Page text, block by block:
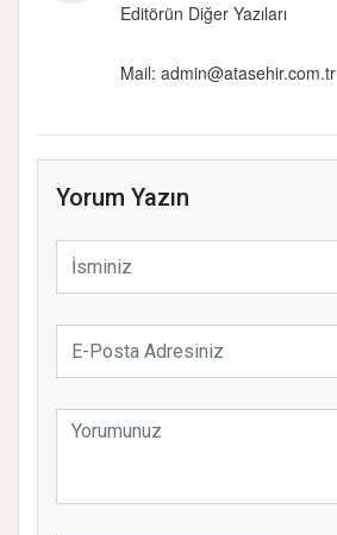
Editörün Diğer Yazıları
Mail: admin@atasehir.com.tr
Yorum Yazın